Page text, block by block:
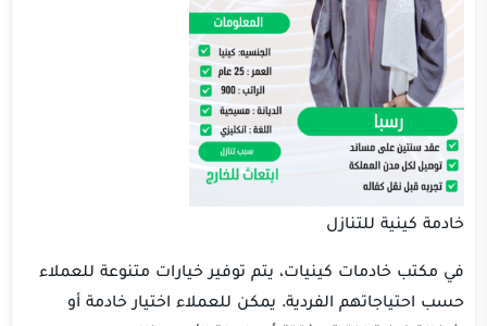
خادمة كينية للتنازل
في مكتب خادمات كينيات، يتم توفير خيارات متنوعة للعملاء
حسب احتياجاتهم الفردية. يمكن للعملاء اختيار خادمة أو